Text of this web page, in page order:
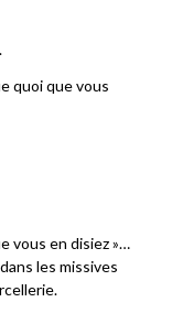
quoi que vous
vous en disiez »…
les missives